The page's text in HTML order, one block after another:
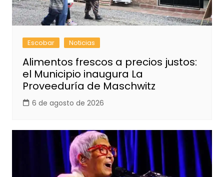
Escobar Noticias
Alimentos frescos a precios justos:
el Municipio inaugura La
Proveeduría de Maschwitz
6 de agosto de 2026